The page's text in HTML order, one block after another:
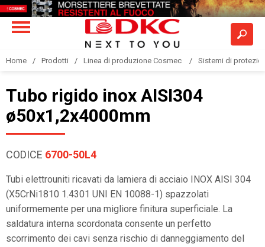
Home Prodotti Linea di produzione Cosmec Sistemi di
Tubo rigido inox AISI304
ø50x1,2x4000mm
CODICE 6700-50L4
Tubi elettrouniti ricavati da lamiera di acciaio INOX AISI 304
(X5CrNi1810 1.4301 UNI EN 10088-1) spazzolati
uniformemente per una migliore finitura superficiale. La
saldatura interna scordonata consente un perfetto
scorrimento dei cavi senza rischio di danneggiamento del